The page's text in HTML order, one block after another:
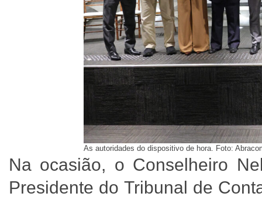
As autoridades do dispositivo de hora. Foto:
Na ocasião, o Conselheiro
Presidente do Tribunal de